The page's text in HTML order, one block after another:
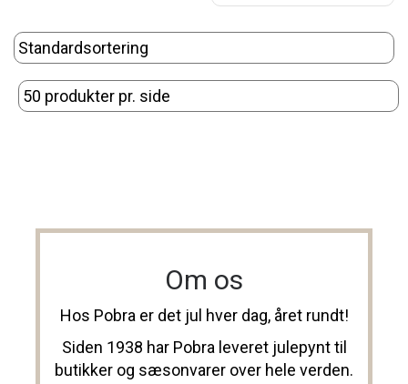
Om os
Hos Pobra er det jul hver dag, året rundt!
Siden 1938 har Pobra leveret julepynt til
butikker og sæsonvarer over hele verden.